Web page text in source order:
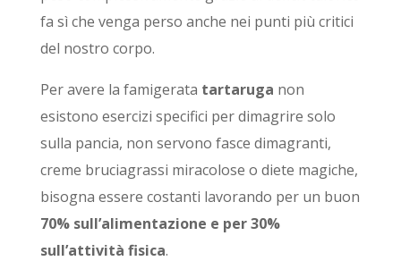
fa sì che venga perso anche nei punti più critici
del nostro corpo.
Per avere la famigerata tartaruga non
esistono esercizi specifici per dimagrire solo
sulla pancia, non servono fasce dimagranti,
creme bruciagrassi miracolose o diete magiche,
bisogna essere costanti lavorando per un buon
70% sull’alimentazione e per 30%
sull’attività fisica.